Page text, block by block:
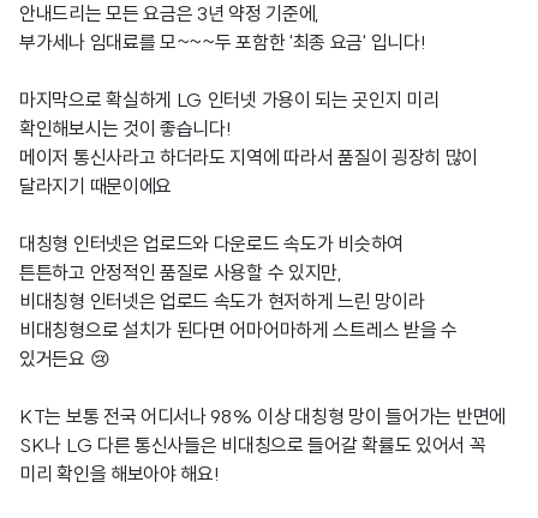
안내드리는 모든 요금은 3년 약정 기준에,
부가세나 임대료를 모~~~두 포함한 '최종 요금' 입니다!
마지막으로 확실하게 LG 인터넷 가용이 되는 곳인지 미리
확인해보시는 것이 좋습니다!
메이저 통신사라고 하더라도 지역에 따라서 품질이 굉장히 많이
달라지기 때문이에요
대칭형 인터넷은 업로드와 다운로드 속도가 비슷하여
튼튼하고 안정적인 품질로 사용할 수 있지만,
비대칭형 인터넷은 업로드 속도가 현저하게 느린 망이라
비대칭형으로 설치가 된다면 어마어마하게 스트레스 받을 수
있거든요 😢
KT는 보통 전국 어디서나 98% 이상 대칭형 망이 들어가는 반면에
SK나 LG 다른 통신사들은 비대칭으로 들어갈 확률도 있어서 꼭
미리 확인을 해보아야 해요!